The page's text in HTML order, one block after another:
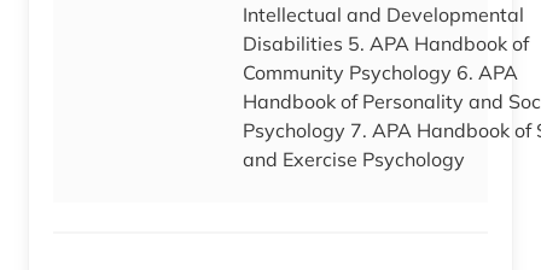
Intellectual and Developmental
Disabilities 5. APA Handbook of
Community Psychology 6. APA
Handbook of Personality and
Psychology 7. APA Handbook of
and Exercise Psychology